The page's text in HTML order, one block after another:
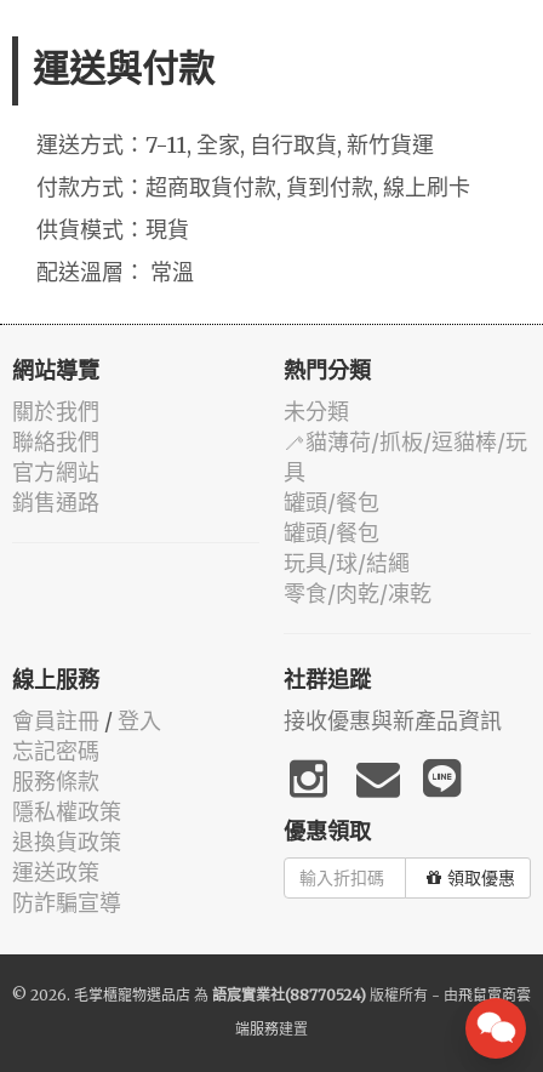
運送與付款
運送方式：7-11, 全家, 自行取貨, 新竹貨運
付款方式：超商取貨付款, 貨到付款, 線上刷卡
供貨模式：現貨
配送溫層： 常溫
網站導覽
關於我們
聯絡我們
官方網站
銷售通路
熱門分類
未分類
🦯貓薄荷/抓板/逗貓棒/玩
具
罐頭/餐包
罐頭/餐包
玩具/球/結繩
零食/肉乾/凍乾
線上服務
會員註冊 / 登入
忘記密碼
服務條款
隱私權政策
退換貨政策
運送政策
防詐騙宣導
社群追蹤
接收優惠與新產品資訊
優惠領取
領取優惠
© 2026. 毛掌櫃寵物選品店 為 語宸實業社(88770524) 版權所有 - 由飛鼠電商雲
端服務建置